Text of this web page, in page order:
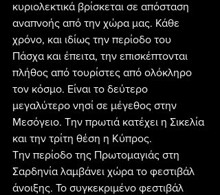
κυριολεκτικά βρίσκεται σε απόσταση
αναπνοής από την χώρα μας. Κάθε
χρόνο, και ιδίως την περίοδο του
Πάσχα και έπειτα, την επισκέπτονται
πλήθος από τουρίστες από ολόκληρο
τον κόσμο. Είναι το δεύτερο
μεγαλύτερο νησί σε μέγεθος στην
Μεσόγειο. Την πρωτιά κατέχει η Σικελία
και την τρίτη θέση η Κύπρος.
Την περίοδο της Πρωτομαγιάς στη
Σαρδηνία λαμβάνει χώρα το φεστιβάλ
άνοιξης. Το συγκεκριμένο φεστιβάλ